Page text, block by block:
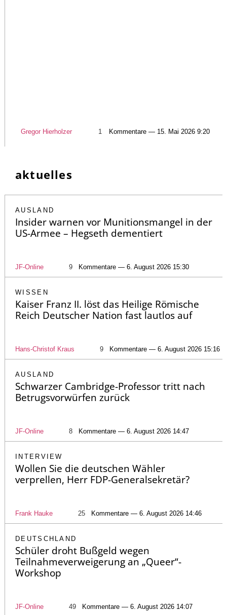
Gregor Hierholzer 1 Kommentare — 15. Mai 2026 9:20
aktuelles
AUSLAND
Insider warnen vor Munitionsmangel in der
US-Armee – Hegseth dementiert
JF-Online 9 Kommentare — 6. August 2026 15:30
WISSEN
Kaiser Franz II. löst das Heilige Römische
Reich Deutscher Nation fast lautlos auf
Hans-Christof Kraus 9 Kommentare — 6. August 2026 15:16
AUSLAND
Schwarzer Cambridge-Professor tritt nach
Betrugsvorwürfen zurück
JF-Online 8 Kommentare — 6. August 2026 14:47
INTERVIEW
Wollen Sie die deutschen Wähler
verprellen, Herr FDP-Generalsekretär?
Frank Hauke 25 Kommentare — 6. August 2026 14:46
DEUTSCHLAND
Schüler droht Bußgeld wegen
Teilnahmeverweigerung an „Queer“-
Workshop
JF-Online 49 Kommentare — 6. August 2026 14:07